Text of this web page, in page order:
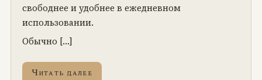
свободнее и удобнее в ежедневном
использовании.
Обычно […]
Читать далее